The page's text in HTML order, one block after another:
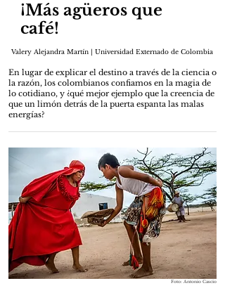
¡Más agüeros que
café!
Valery Alejandra Martín | Universidad Externado de Colombia
En lugar de explicar el destino a través de la ciencia o
la razón, los colombianos confiamos en la magia de
lo cotidiano, y ¿qué mejor ejemplo que la creencia de
que un limón detrás de la puerta espanta las malas
energías?
Foto: Antonio Cascio